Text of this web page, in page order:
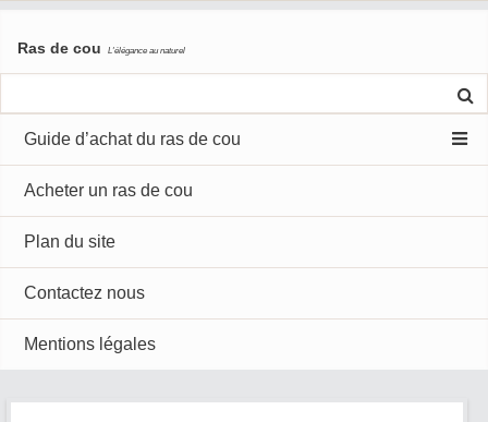
Ras de cou L'élégance au naturelto
content
Guide d’achat du ras de cou
Acheter un ras de cou
Plan du site
Contactez nous
Mentions légales